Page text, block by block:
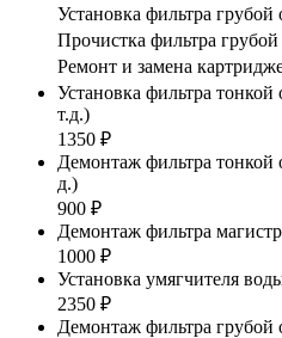
Установка фильтра грубой
Прочистка фильтра грубой
Ремонт и замена
Установка фильтра тонкой
т.д.)
1350 ₽
Демонтаж фильтра тонкой
д.)
900 ₽
Демонтаж фильтра
1000 ₽
Установка умягчителя
2350 ₽
Демонтаж фильтра грубой